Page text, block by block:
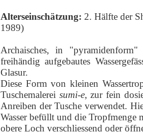
Alterseinschätzung: 2. Hälfte der
1989)
Archaisches, in
freihändig aufgebautes
Glasur.
Diese Form von kleinen
Tuschemalerei sumi-e, zur fein
Anreiben der Tusche verwendet.
Wasser befüllt und die Tropfmenge
obere Loch verschliessend oder